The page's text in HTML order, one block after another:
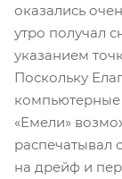
оказались
утро получал
указанием
Поскольку
компьютерные
«Емели»
распечатывал
на дрейф и